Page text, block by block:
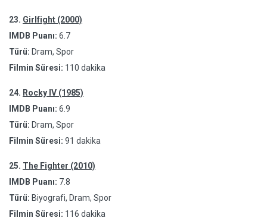
23. Girlfight (2000)
IMDB Puanı: 6.7
Türü: Dram, Spor
Filmin Süresi: 110 dakika
24. Rocky IV (1985)
IMDB Puanı: 6.9
Türü: Dram, Spor
Filmin Süresi: 91 dakika
25. The Fighter (2010)
IMDB Puanı: 7.8
Türü: Biyografi, Dram, Spor
Filmin Süresi: 116 dakika